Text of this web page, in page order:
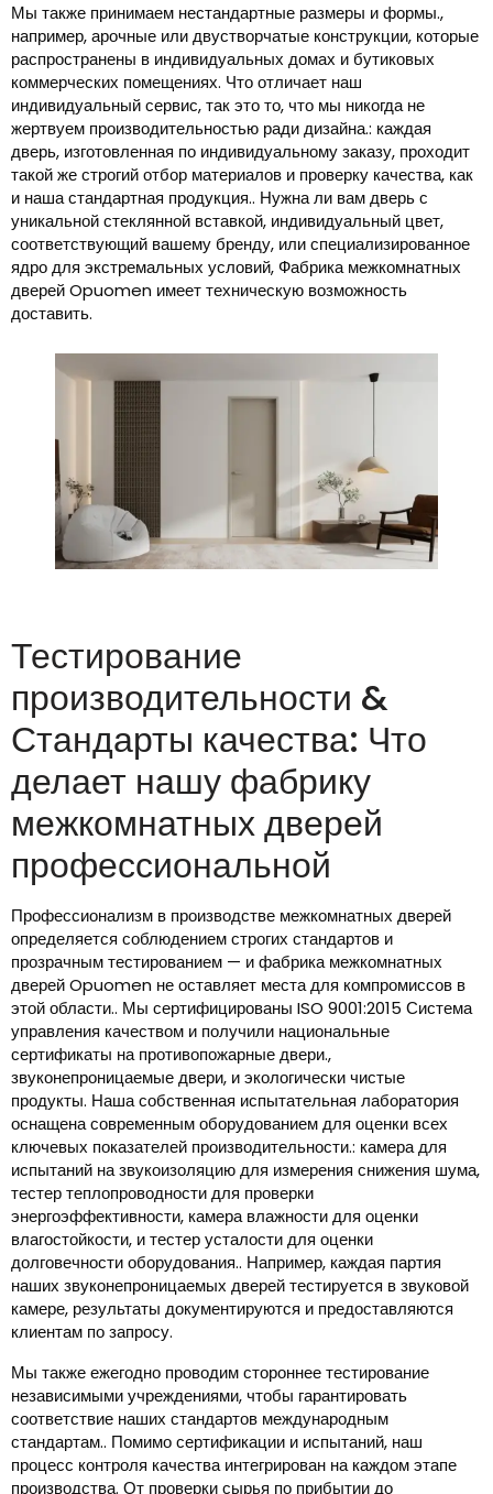
Мы также принимаем нестандартные размеры и формы.,
например, арочные или двустворчатые конструкции, которые
распространены в индивидуальных домах и бутиковых
коммерческих помещениях. Что отличает наш
индивидуальный сервис, так это то, что мы никогда не
жертвуем производительностью ради дизайна.: каждая
дверь, изготовленная по индивидуальному заказу, проходит
такой же строгий отбор материалов и проверку качества, как
и наша стандартная продукция.. Нужна ли вам дверь с
уникальной стеклянной вставкой, индивидуальный цвет,
соответствующий вашему бренду, или специализированное
ядро ​​для экстремальных условий, Фабрика межкомнатных
дверей Opuomen имеет техническую возможность
доставить.
Тестирование
производительности &
Стандарты качества: Что
делает нашу фабрику
межкомнатных дверей
профессиональной
Профессионализм в производстве межкомнатных дверей
определяется соблюдением строгих стандартов и
прозрачным тестированием — и фабрика межкомнатных
дверей Opuomen не оставляет места для компромиссов в
этой области.. Мы сертифицированы ISO 9001:2015 Система
управления качеством и получили национальные
сертификаты на противопожарные двери.,
звуконепроницаемые двери, и экологически чистые
продукты. Наша собственная испытательная лаборатория
оснащена современным оборудованием для оценки всех
ключевых показателей производительности.: камера для
испытаний на звукоизоляцию для измерения снижения шума,
тестер теплопроводности для проверки
энергоэффективности, камера влажности для оценки
влагостойкости, и тестер усталости для оценки
долговечности оборудования.. Например, каждая партия
наших звуконепроницаемых дверей тестируется в звуковой
камере, результаты документируются и предоставляются
клиентам по запросу.
Мы также ежегодно проводим стороннее тестирование
независимыми учреждениями, чтобы гарантировать
соответствие наших стандартов международным
стандартам.. Помимо сертификации и испытаний, наш
процесс контроля качества интегрирован на каждом этапе
производства. От проверки сырья по прибытии до